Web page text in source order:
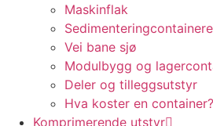
Maskinflak
Sedimenteringcontainere
Vei bane sjø
Modulbygg og
Deler og tilleggsutstyr
Hva koster en container?
Komprimerende utstyr